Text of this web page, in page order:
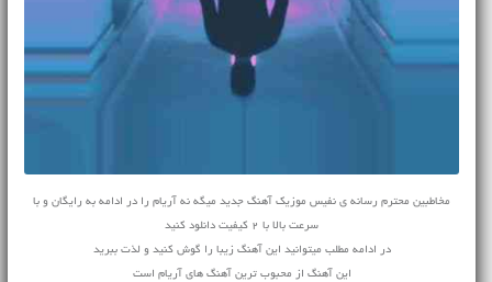
مخاطبین محترم رسانه ی نفیس موزیک آهنگ جدید میگه نه آریام را در ادامه به رایگان و با
سرعت بالا با 2 کیفیت دانلود کنید
در ادامه مطلب میتوانید این آهنگ زیبا را گوش کنید و لذت ببرید
این آهنگ از محبوب ترین آهنگ های آریام است